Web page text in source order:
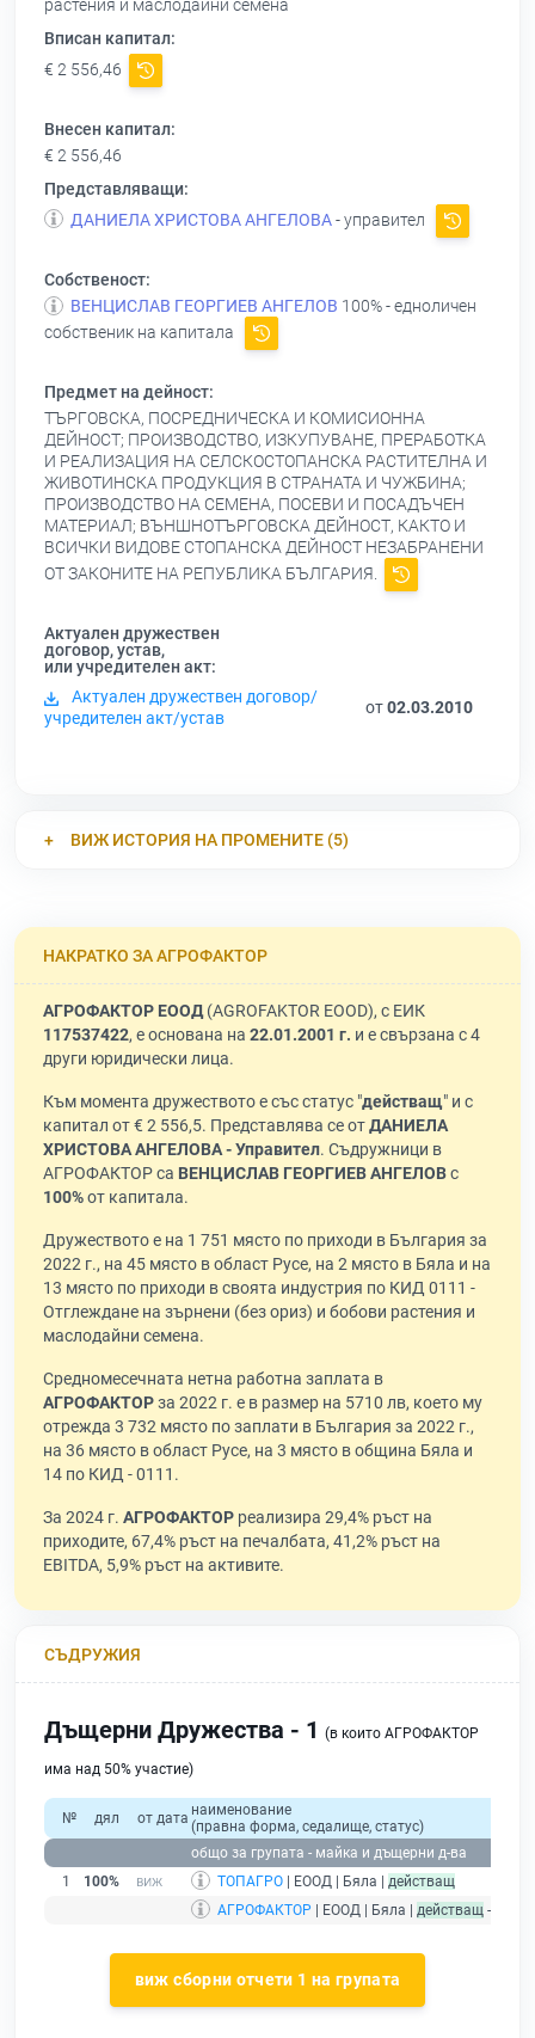
растения и маслодайни семена
Вписан капитал:
€ 2 556,46
Внесен капитал:
€ 2 556,46
Представляващи:
ДАНИЕЛА ХРИСТОВА АНГЕЛОВА- управител
Собственост:
ВЕНЦИСЛАВ ГЕОРГИЕВ АНГЕЛОВ 100% - едноличен
собственик на капитала
Предмет на дейност:
ТЪРГОВСКА, ПОСРЕДНИЧЕСКА И КОМИСИОННА
ДЕЙНОСТ; ПРОИЗВОДСТВО, ИЗКУПУВАНЕ, ПРЕРАБОТКА
И РЕАЛИЗАЦИЯ НА СЕЛСКОСТОПАНСКА РАСТИТЕЛНА И
ЖИВОТИНСКА ПРОДУКЦИЯ В СТРАНАТА И ЧУЖБИНА;
ПРОИЗВОДСТВО НА СЕМЕНА, ПОСЕВИ И ПОСАДЪЧЕН
МАТЕРИАЛ; ВЪНШНОТЪРГОВСКА ДЕЙНОСТ, КАКТО И
ВСИЧКИ ВИДОВЕ СТОПАНСКА ДЕЙНОСТ НЕЗАБРАНЕНИ
ОТ ЗАКОНИТЕ НА РЕПУБЛИКА БЪЛГАРИЯ.
Актуален дружествен
договор, устав,
или учредителен акт:
Актуален дружествен договор/
учредителен акт/устав
от02.03.2010
ВИЖ ИСТОРИЯ НА ПРОМЕНИТЕ (5)
НАКРАТКО ЗА АГРОФАКТОР
АГРОФАКТОР ЕООД(AGROFAKTOR EOOD), с ЕИК
117537422, е основана на 22.01.2001 г. и е свързана с 4
други юридически лица.
Към момента дружеството е със статус "действащ" и с
капитал от € 2 556,5. Представлява се отДАНИЕЛА
ХРИСТОВА АНГЕЛОВА - Управител. Съдружници в
АГРОФАКТОР са ВЕНЦИСЛАВ ГЕОРГИЕВ АНГЕЛОВс
100%от капитала.
Дружеството е на 1 751 място по приходи в България за
2022 г., на 45 място в област Русе, на 2 място в Бяла и на
13 място по приходи в своята индустрия по КИД 0111 -
Отглеждане на зърнени (без ориз) и бобови растения и
маслодайни семена.
Средномесечната нетна работна заплата в
АГРОФАКТОРза 2022 г. е в размер на 5710 лв, което му
отрежда 3 732 място по заплати в България за 2022 г.,
на 36 място в област Русе, на 3 място в община Бяла и
14 по КИД - 0111.
За 2024 г. АГРОФАКТОР реализира 29,4% ръст на
приходите, 67,4% ръст на печалбата, 41,2% ръст на
EBITDA, 5,9% ръст на активите.
СЪДРУЖИЯ
Дъщерни Дружества - 1 (в които АГРОФАКТОР
има над 50% участие)
№ дял от дата наименование
(правна форма, седалище, статус)
общо за групата - майка и дъщерни д-ва
1
100% ТОПАГРО | ЕООД | Бяла | действащ
АГРОФАКТОР | ЕООД | Бяла | действащ -
виж сборни отчети 1 на групата